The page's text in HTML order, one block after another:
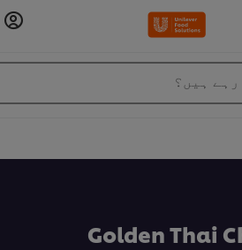
ہیں؟
Golden Thai